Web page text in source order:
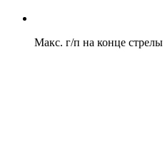
Макс. г/п на конце стрелы